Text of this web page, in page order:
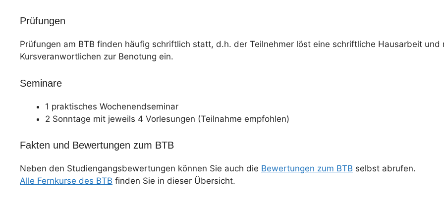
Prüfungen
Prüfungen am BTB finden häufig schriftlich statt, d.h. der Teilnehmer löst eine schriftliche Hausarbeit und
Kursveranwortlichen zur Benotung ein.
Seminare
1 praktisches Wochenendseminar
2 Sonntage mit jeweils 4 Vorlesungen (Teilnahme empfohlen)
Fakten und Bewertungen zum BTB
Neben den Studiengangsbewertungen können Sie auch die Bewertungen zum BTB selbst abrufen.
Alle Fernkurse des BTB finden Sie in dieser Übersicht.